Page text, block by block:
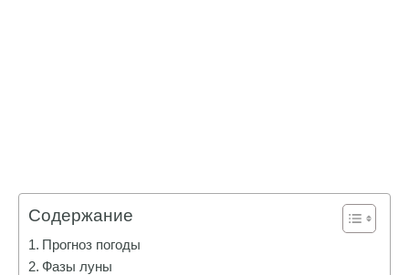
Содержание
Прогноз погоды
Фазы луны